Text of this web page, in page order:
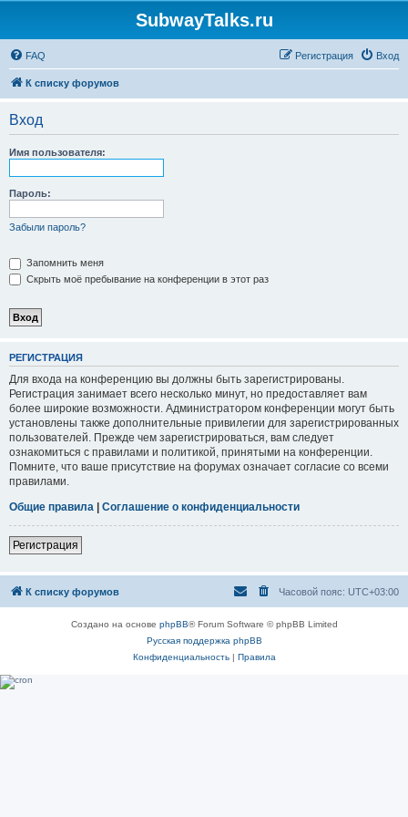
SubwayTalks.ru
FAQ Вход
Регистрация
К списку форумов
Вход
Имя пользователя:
Пароль:
Забыли пароль?
Запомнить меня
Скрыть моё пребывание на конференции в этот раз
РЕГИСТРАЦИЯ
Для входа на конференцию вы должны быть зарегистрированы.
Регистрация занимает всего несколько минут, но предоставляет вам
более широкие возможности. Администратором конференции могут быть
установлены также дополнительные привилегии для зарегистрированных
пользователей. Прежде чем зарегистрироваться, вам следует
ознакомиться с правилами и политикой, принятыми на конференции.
Помните, что ваше присутствие на форумах означает согласие со всеми
правилами.
Общие правила | Соглашение о конфиденциальности
Регистрация
К списку форумов Часовой пояс: UTC+03:00
Создано на основе phpBB® Forum Software © phpBB Limited
Русская поддержка phpBB
Конфиденциальность| Правила